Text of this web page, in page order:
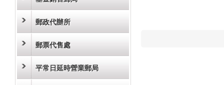
郵政代辦所
郵票代售處
平常日延時營業郵局